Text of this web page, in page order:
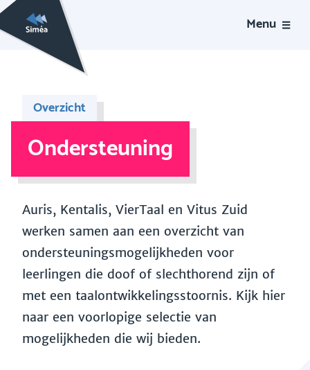
Menu
Overzicht
Ondersteuning
Auris, Kentalis, VierTaal en Vitus Zuid
werken samen aan een overzicht van
ondersteuningsmogelijkheden voor
leerlingen die doof of slechthorend zijn of
met een taalontwikkelingsstoornis. Kijk hier
naar een voorlopige selectie van
mogelijkheden die wij bieden.